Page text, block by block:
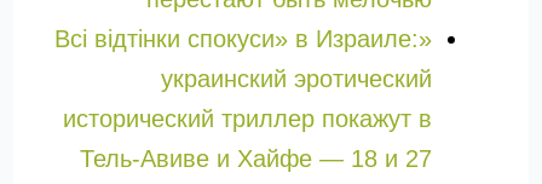
«Всі відтінки спокуси» в Израиле:
украинский эротический
исторический триллер покажут в
Тель-Авиве и Хайфе — 18 и 27